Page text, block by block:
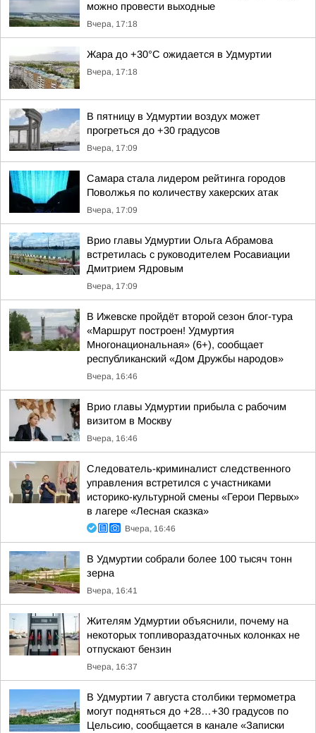
можно провести выходные
Вчера, 17:18
Жара до +30°С ожидается в Удмуртии
Вчера, 17:18
В пятницу в Удмуртии воздух может
прогреться до +30 градусов
Вчера, 17:09
Самара стала лидером рейтинга городов
Поволжья по количеству хакерских атак
Вчера, 17:09
Врио главы Удмуртии Ольга Абрамова
встретилась с руководителем Росавиации
Дмитрием Ядровым
Вчера, 17:09
В Ижевске пройдёт второй сезон блог-тура
«Маршрут построен! Удмуртия
Многонациональная» (6+), сообщает
республиканский «Дом Дружбы народов»
Вчера, 16:46
Врио главы Удмуртии прибыла с рабочим
визитом в Москву
Вчера, 16:46
Следователь-криминалист следственного
управления встретился с участниками
историко-культурной смены «Герои Первых»
в лагере «Лесная сказка»
Вчера, 16:46
В Удмуртии собрали более 100 тысяч тонн
зерна
Вчера, 16:41
Жителям Удмуртии объяснили, почему на
некоторых топливораздаточных колонках не
отпускают бензин
Вчера, 16:37
В Удмуртии 7 августа столбики термометра
могут подняться до +28…+30 градусов по
Цельсию, сообщается в канале «Записки